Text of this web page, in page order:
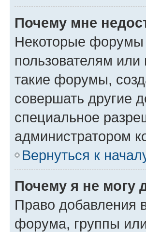
Почему мне
Некоторые форумы
пользователям
такие форумы,
совершать другие
специальное
администратором
Вернуться к
Почему я не могу
Право добавления
форума, группы